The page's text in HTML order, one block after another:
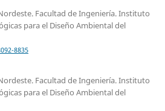
Facultad de Ingeniería. Instituto
para el Diseño Ambiental del
8835
Facultad de Ingeniería. Instituto
para el Diseño Ambiental del